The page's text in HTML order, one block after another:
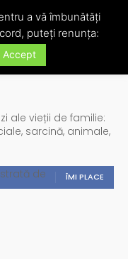
ale vieții de familie:
sarcină, animale,
ÎMI PLACE
de
a vă îmbunătăți
puteți renunța:
Accept